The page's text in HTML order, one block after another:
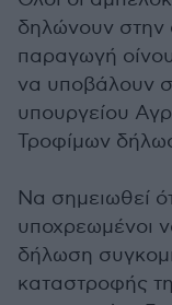
δηλώνουν στην
παραγωγή
να υποβάλουν
υπουργείου
Τροφίμων
Να σημειωθεί
υποχρεωμένοι
δήλωση
καταστροφής